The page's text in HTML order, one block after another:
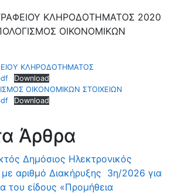
ΚΛΗΡΟΔΟΤΗΜΑΤΟΣ 2020
ΟΙΚΟΝΟΜΙΚΩΝ
ΚΛΗΡΟΔΟΤΗΜΑΤΟΣ
Download
ΟΙΚΟΝΟΜΙΚΩΝ ΣΤΟΙΧΕΙΩΝ
Download
Άρθρα
Δημόσιος Ηλεκτρονικός
αριθμό Διακήρυξης 3η/2026 για
του είδους «Προμήθεια